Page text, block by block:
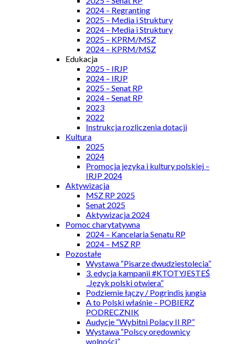
2024 – Regranting
2025 – Media i Struktury
2024 – Media i Struktury
2025 – KPRM/MSZ
2024 – KPRM/MSZ
Edukacja
2025 – IRJP
2024 – IRJP
2025 – Senat RP
2024 – Senat RP
2023
2022
Instrukcja rozliczenia dotacji
Kultura
2025
2024
Promocja języka i kultury polskiej –
IRJP 2024
Aktywizacja
MSZ RP 2025
Senat 2025
Aktywizacja 2024
Pomoc charytatywna
2024 – Kancelaria Senatu RP
2024 – MSZ RP
Pozostałe
Wystawa “Pisarze dwudziestolecia”
3. edycja kampanii #KTOTYJESTEŚ
„Język polski otwiera”
Podziemie łączy / Pogrindis jungia
A to Polski właśnie – POBIERZ
PODRECZNIK
Audycje “Wybitni Polacy II RP”
Wystawa “Polscy orędownicy
wolności”